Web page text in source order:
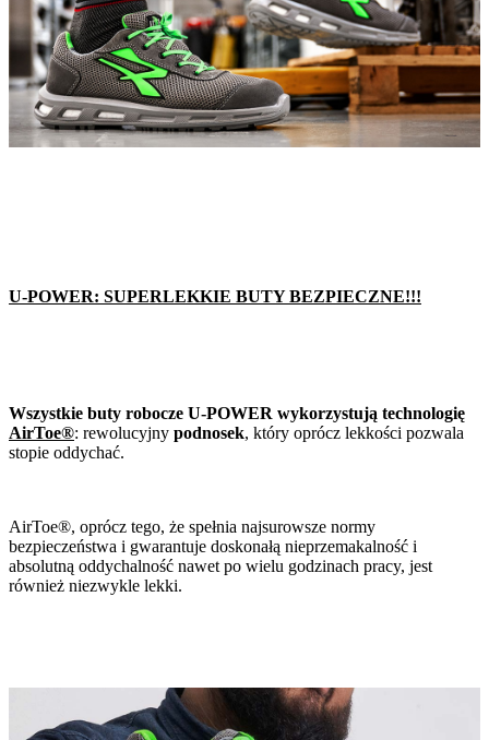
U-POWER: SUPERLEKKIE BUTY BEZPIECZNE!!!
Wszystkie buty robocze U-POWER wykorzystują technologię
AirToe®: rewolucyjny podnosek, który oprócz lekkości pozwala
stopie oddychać.
AirToe®, oprócz tego, że spełnia najsurowsze normy
bezpieczeństwa i gwarantuje doskonałą nieprzemakalność i
absolutną oddychalność nawet po wielu godzinach pracy, jest
również niezwykle lekki.